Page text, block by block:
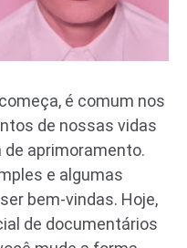
é comum nos
de nossas vidas
aprimoramento.
e algumas
bem-vindas. Hoje,
de documentários